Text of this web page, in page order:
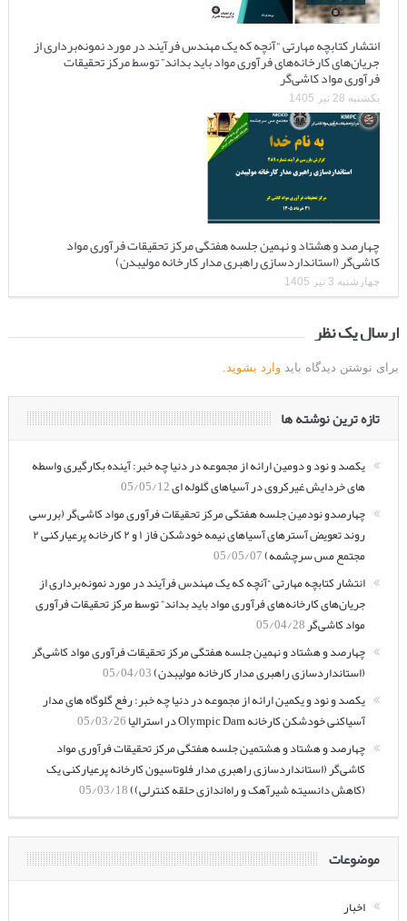
انتشار کتابچه مهارتی “آنچه که یک مهندس فرآیند در مورد نمونه‌برداری از
جریان‌های کارخانه‌های فرآوری مواد باید بداند” توسط مرکز تحقیقات
فرآوری مواد کاشی‌گر
یکشنبه 28 تیر 1405
چهارصد و هشتاد و نهمین جلسه هفتگی مرکز تحقیقات فرآوری مواد
کاشی‌گر (استانداردسازی راهبری مدار کارخانه مولیبدن)
چهارشنبه 3 تیر 1405
ارسال یک نظر
برای نوشتن دیدگاه باید وارد بشوید.
تازه ترین نوشته ها
یکصد و نود و دومین ارائه از مجموعه در دنیا چه خبر: آینده بکارگیری واسطه
های خردایش غیرکروی در آسیاهای گلوله ای05/05/12
چهارصدو نودمین جلسه هفتگی مرکز تحقیقات فرآوری مواد کاشی‌گر (بررسی
روند تعویض آسترهای آسیاهای نیمه خودشکن فاز ۱ و ۲ کارخانه پرعیارکنی ۲
مجتمع مس سرچشمه)05/05/07
انتشار کتابچه مهارتی “آنچه که یک مهندس فرآیند در مورد نمونه‌برداری از
جریان‌های کارخانه‌های فرآوری مواد باید بداند” توسط مرکز تحقیقات فرآوری
مواد کاشی‌گر05/04/28
چهارصد و هشتاد و نهمین جلسه هفتگی مرکز تحقیقات فرآوری مواد کاشی‌گر
(استانداردسازی راهبری مدار کارخانه مولیبدن)05/04/03
یکصد و نود و یکمین ارائه از مجموعه در دنیا چه خبر: رفع گلوگاه های مدار
آسیاکنی خودشکن کارخانه Olympic Dam در استرالیا
05/03/26
چهارصد و هشتاد و هشتمین جلسه هفتگی مرکز تحقیقات فرآوری مواد
کاشی‌گر (استانداردسازی راهبری مدار فلوتاسیون کارخانه پرعیارکنی یک
(کاهش دانسیته شیرآهک و راه‌اندازی حلقه کنترلی))05/03/18
موضوعات
اخبار